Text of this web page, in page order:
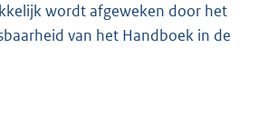
wordt afgeweken door het
van het Handboek in de